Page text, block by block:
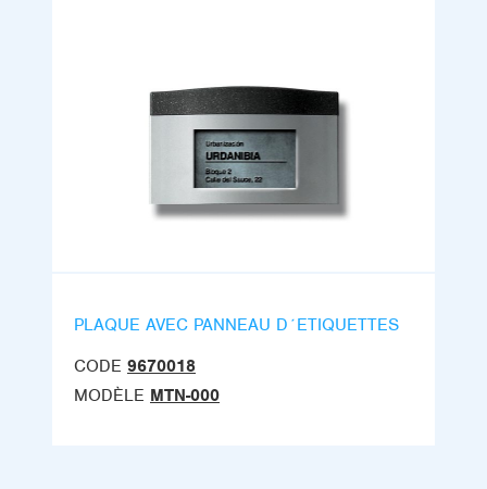
PLAQUE AVEC PANNEAU D´ETIQUETTES
CODE 9670018
MODÈLE MTN-000